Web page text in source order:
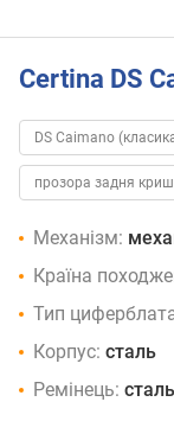
Certina DS
DS Caimano
прозора задня
Механізм:
Країна
Тип
Корпус: сталь
Ремінець: сталь